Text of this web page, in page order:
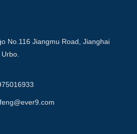
No.116 Jiangmu Road, Jianghai